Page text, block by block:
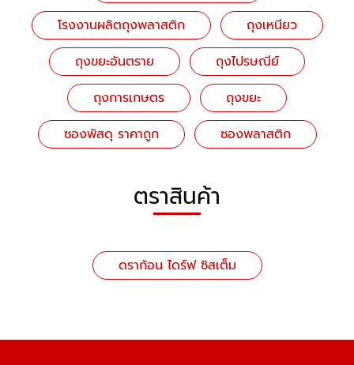
โรงงานผลิตถุงพลาสติก
ถุงเหนียว
ถุงขยะอันตราย
ถุงไปรษณีย์
ถุงการเกษตร
ถุงขยะ
ซองพัสดุ ราคาถูก
ซองพลาสติก
ตราสินค้า
ดราก้อน ไดร์ฟ ซิสเต็ม